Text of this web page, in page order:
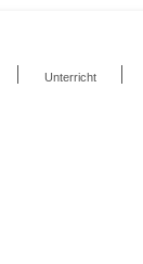
Unterricht